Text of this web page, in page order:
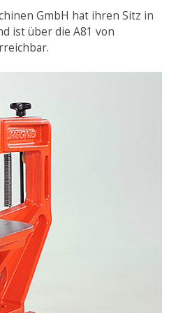
GmbH hat ihren Sitz in
ist über die A81 von